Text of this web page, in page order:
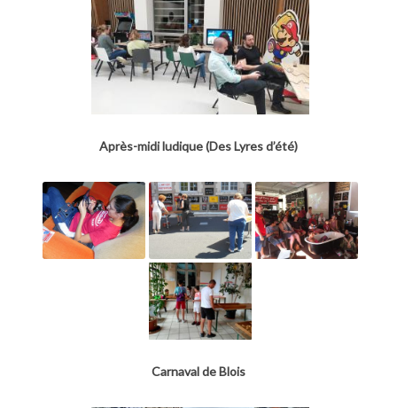
Après-midi ludique (Des Lyres d’été)
Carnaval de Blois